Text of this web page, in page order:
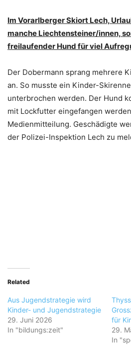
Im Vorarlberger Skiort Lech,
manche Liechtensteiner/innen,
freilaufender Hund für viel
Der Dobermann sprang mehrere
an. So musste ein Kinder-
unterbrochen werden. Der Hund
mit Lockfutter eingefangen
Medienmitteilung. Geschädigte
der Polizei-Inspektion Lech zu
Related
Aus Jugendstrategie wird
Kinder- und Jugendstrategie
29. Juni 2026
In "bildungs:zeit"
für
29.
In